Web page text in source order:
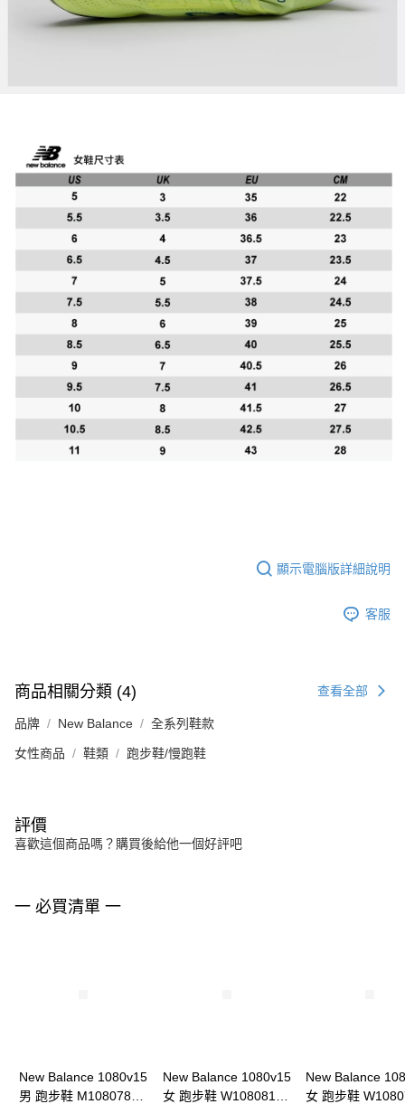
顯示電腦版詳細說明
客服
商品相關分類 (4) 查看全部
品牌 New Balance 全系列鞋款
女性商品 鞋類 跑步鞋/慢跑鞋
評價
喜歡這個商品嗎？購買後給他一個好評吧
一 必買清單 一
New Balance 1080v15
男 跑步鞋 M108078J-
New Balance 1080v15
女 跑步鞋 W1080815-
New Balance
女 跑步鞋